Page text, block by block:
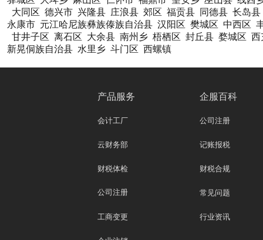
大同区 德兴市 兴隆县 庄浪县 郊区 福贡县 同德县 长岛县
永康市 元江哈尼族彝族傣族自治县 汉阳区 樊城区 中西区
甘井子区 离石区 大余县 南州乡 梧栖区 封丘县 婺城区 西
新晃侗族自治县 水里乡 斗门区 西螺镇
产品服务
会计工厂
云财务部
财税体检
公司注册
工商变更
企服百科
公司注册
记账报税
财税合规
常见问题
行业资讯